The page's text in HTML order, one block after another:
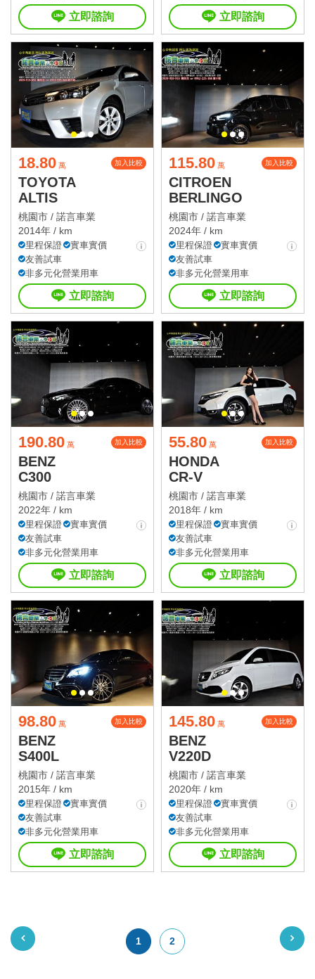
立即諮詢 立即諮詢
18.80 萬 加入比較
TOYOTA
ALTIS
桃園市 / 諾言車業
2014年 / km
里程保證
實車實價
友善試車
非多元化營業用車
立即諮詢
115.80 萬 加入比較
CITROEN
BERLINGO
桃園市 / 諾言車業
2024年 / km
里程保證
實車實價
友善試車
非多元化營業用車
立即諮詢
190.80 萬 加入比較
BENZ
C300
桃園市 / 諾言車業
2022年 / km
里程保證
實車實價
友善試車
非多元化營業用車
立即諮詢
55.80 萬 加入比較
HONDA
CR-V
桃園市 / 諾言車業
2018年 / km
里程保證
實車實價
友善試車
非多元化營業用車
立即諮詢
98.80 萬 加入比較
BENZ
S400L
桃園市 / 諾言車業
2015年 / km
里程保證
實車實價
友善試車
非多元化營業用車
立即諮詢
145.80 萬 加入比較
BENZ
V220D
桃園市 / 諾言車業
2020年 / km
里程保證
實車實價
友善試車
非多元化營業用車
立即諮詢
1 2